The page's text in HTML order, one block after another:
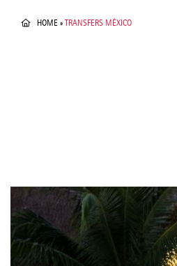
HOME » TRANSFERS MÉXICO